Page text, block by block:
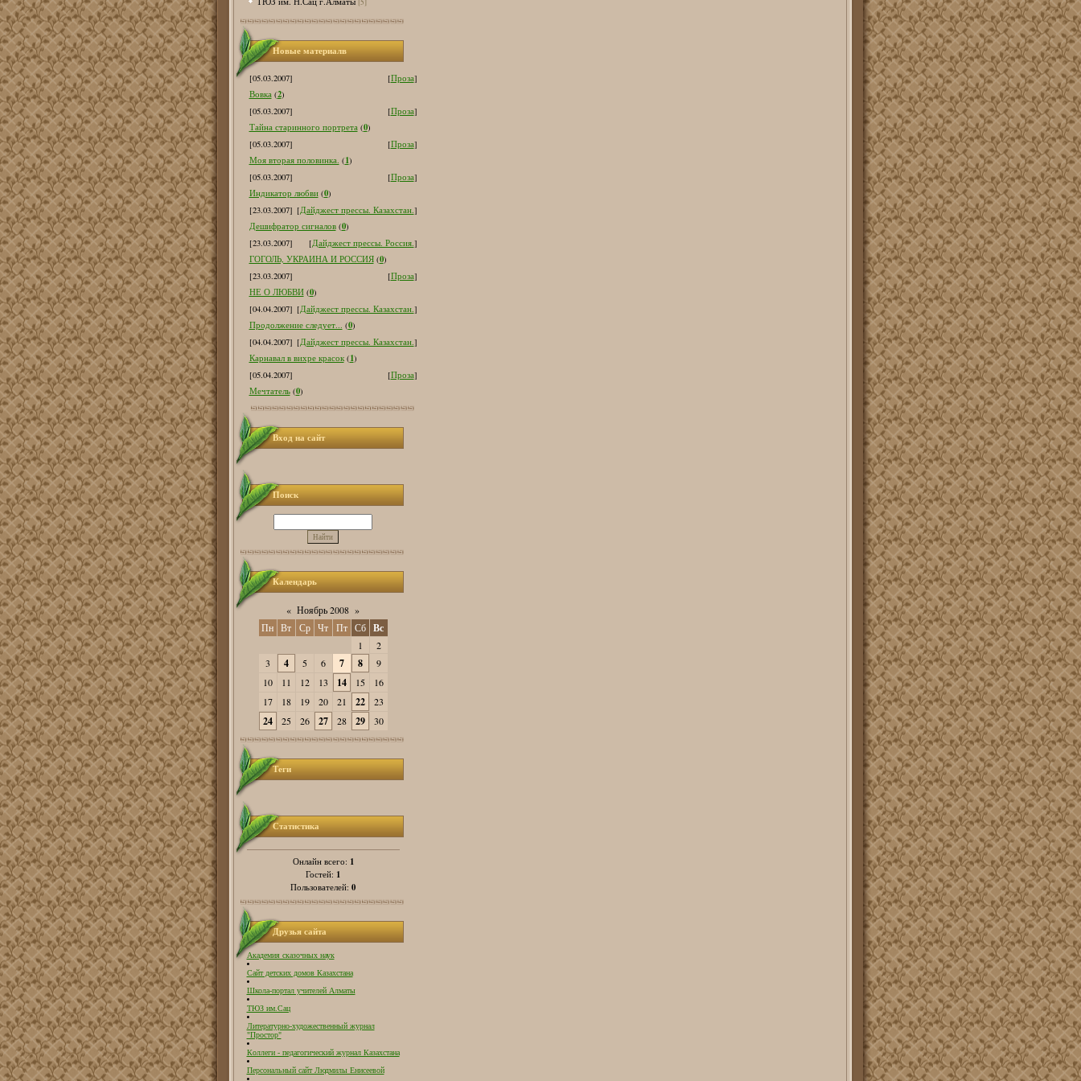
Новые материалв
[05.03.2007] [Проза]
Вовка (2)
[05.03.2007]
[Проза]
Тайна старинного портрета (0)
[05.03.2007]
[Проза]
Моя вторая половинка. (1)
[05.03.2007]
[Проза]
Индикатор любви (0)
[23.03.2007] [Дайджест прессы. Казахстан.]
Дешифратор сигналов (0)
[23.03.2007]
[Дайджест прессы. Россия.]
ГОГОЛЬ, УКРАИНА И РОССИЯ (0)
[23.03.2007]
[Проза]
НЕ О ЛЮБВИ (0)
[04.04.2007] [Дайджест прессы. Казахстан.]
Продолжение следует... (0)
[04.04.2007] [Дайджест прессы. Казахстан.]
Карнавал в вихре красок (1)
[05.04.2007]
[Проза]
Мечтатель (0)
Вход на сайт
Поиск
Календарь
« Ноябрь 2008 »
Пн Вт Ср Чт Пт Сб Вс
1
2
3
4 5 6 7 8
9
10
11 12 13 14 15
16
17
18 19 20 21 22 23
24 25 26 27 28 29 30
Теги
Статистика
Онлайн всего: 1
Гостей: 1
Пользователей: 0
Друзья сайта
Академия сказочных наук
Сайт детских домов Казахстана
Школа-портал учителей Алматы
ТЮЗ им.Сац
Литературно-художественный журнал
"Простор"
Коллеги - педагогический журнал Казахстана
Персональный сайт Людмилы Енисеевой